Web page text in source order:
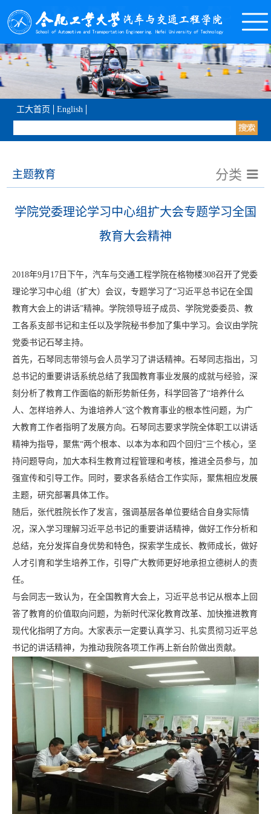
工大首页 English
主题教育 分类
学院党委理论学习中心组扩大会专题学习全国
教育大会精神
2018年9月17日下午，汽车与交通工程学院在格物楼308召开了党委
理论学习中心组（扩大）会议，专题学习了“习近平总书记在全国
教育大会上的讲话”精神。学院领导班子成员、学院党委委员、教
工各系支部书记和主任以及学院秘书参加了集中学习。会议由学院
党委书记石琴主持。
首先，石琴同志带领与会人员学习了讲话精神。石琴同志指出，习
总书记的重要讲话系统总结了我国教育事业发展的成就与经验，深
刻分析了教育工作面临的新形势新任务，科学回答了“培养什么
人、怎样培养人、为谁培养人”这个教育事业的根本性问题，为广
大教育工作者指明了发展方向。石琴同志要求学院全体职工以讲话
精神为指导，聚焦“两个根本、以本为本和四个回归”三个核心，坚
持问题导向，加大本科生教育过程管理和考核，推进全员参与，加
强宣传和引导工作。同时，要求各系结合工作实际，聚焦相应发展
主题，研究部署具体工作。
随后，张代胜院长作了发言，强调基层各单位要结合自身实际情
况，深入学习理解习近平总书记的重要讲话精神，做好工作分析和
总结，充分发挥自身优势和特色，探索学生成长、教师成长，做好
人才引育和学生培养工作，引导广大教师更好地承担立德树人的责
任。
与会同志一致认为，在全国教育大会上，习近平总书记从根本上回
答了教育的价值取向问题，为新时代深化教育改革、加快推进教育
现代化指明了方向。大家表示一定要认真学习、扎实贯彻习近平总
书记的讲话精神，为推动我院各项工作再上新台阶做出贡献。